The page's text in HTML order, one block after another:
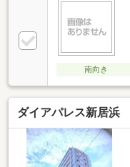
南向き
ダイアパレス新居浜